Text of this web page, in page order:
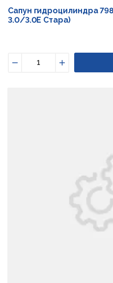
Сапун гидроцилиндра
3.0/3.0E Стара)
Увеличить